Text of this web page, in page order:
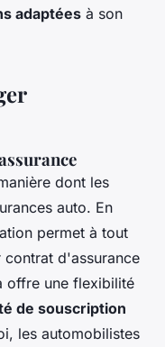
adaptées à son
dont les
auto. En
permet à tout
contrat d'assurance
offre une flexibilité
de souscription
les automobilistes